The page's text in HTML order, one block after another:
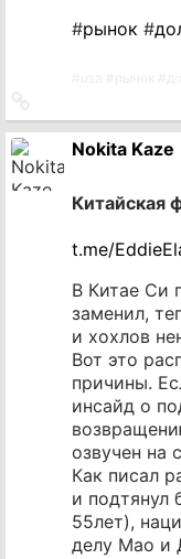
#рынок #
на
источникNokita Kaze
Китайская
t.me/
В Китае Си
заменил,
и хохлов
Вот это
причины.
инсайд о
озвучен на
Как писал
и подтянул
55лет),
делу Мао и